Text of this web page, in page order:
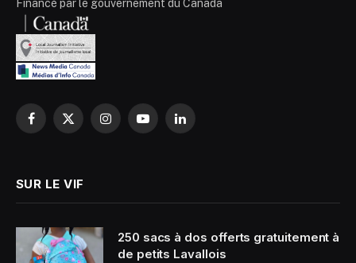
Financé par le gouvernement du Canada
Facebook
X
InstagramYouTubeLinkedIn
SUR LE VIF
250 sacs à dos offerts gratuitement à
de petits Lavallois